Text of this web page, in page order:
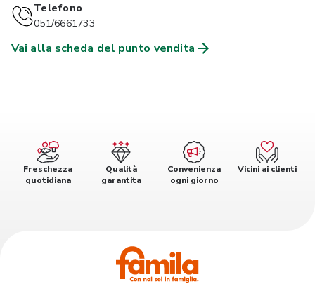
Telefono
051/6661733
Vai alla scheda del punto vendita
Freschezza
quotidiana
Qualità
garantita
Convenienza
ogni giorno
Vicini ai clienti